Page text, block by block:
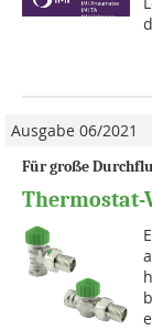
Ausgabe 06/2021
Für große